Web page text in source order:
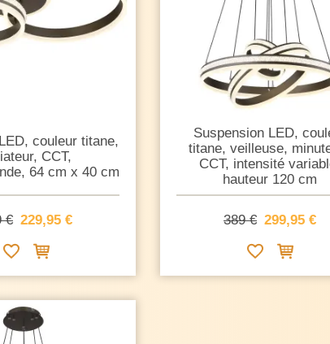
couleur titane,
CCT,
64 cm x 40 cm
€ 229,95 €
Suspension LED,
titane, veilleuse,
CCT, intensité
hauteur 120 cm
389 € 299,95 €